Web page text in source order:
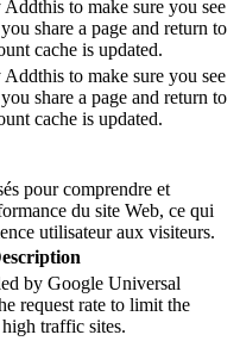
to make sure you see
share a page and return to
cache is updated.
to make sure you see
share a page and return to
cache is updated.
pour comprendre et
du site Web, ce qui
utilisateur aux visiteurs.
by Google Universal
request rate to limit the
traffic sites.